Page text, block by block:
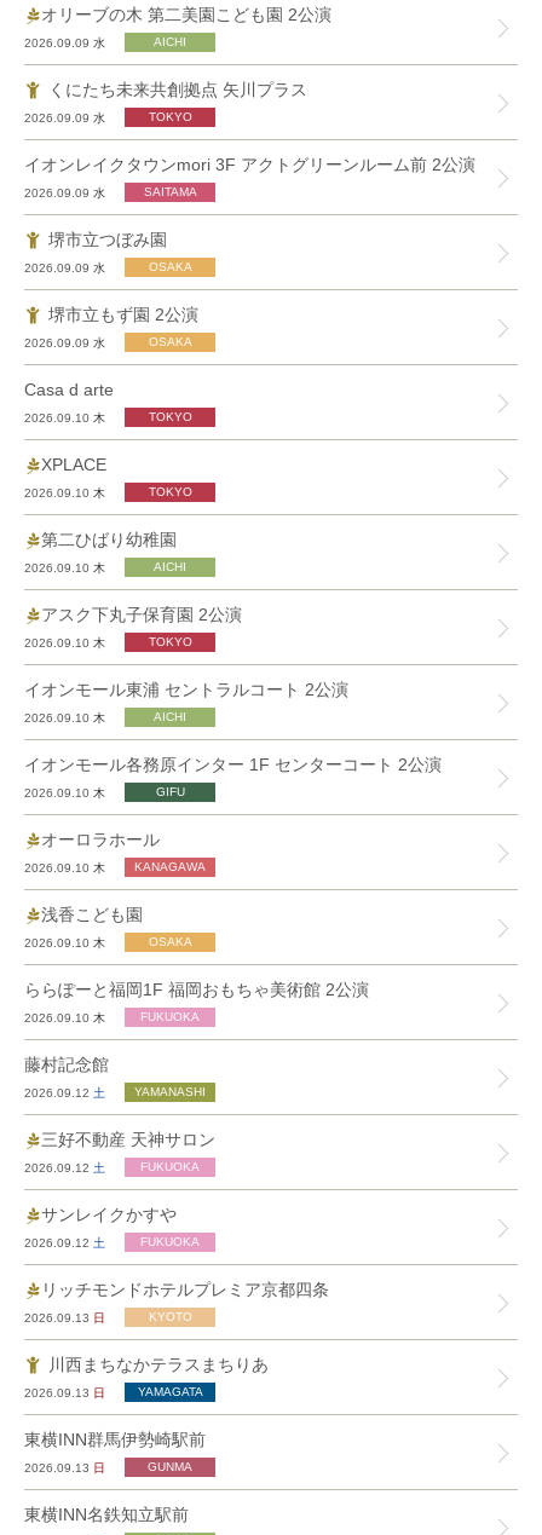
オリーブの木 第二美園こども園 2公演
2026.09.09 水
くにたち未来共創拠点 矢川プラス
2026.09.09 水
イオンレイクタウンmori 3F アクトグリーンルーム前 2公演
2026.09.09 水
堺市立つぼみ園
2026.09.09 水
堺市立もず園 2公演
2026.09.09 水
Casa d arte
2026.09.10 木
XPLACE
2026.09.10 木
第二ひばり幼稚園
2026.09.10 木
アスク下丸子保育園 2公演
2026.09.10 木
イオンモール東浦 セントラルコート 2公演
2026.09.10 木
イオンモール各務原インター 1F センターコート 2公演
2026.09.10 木
オーロラホール
2026.09.10 木
浅香こども園
2026.09.10 木
ららぽーと福岡1F 福岡おもちゃ美術館 2公演
2026.09.10 木
藤村記念館
2026.09.12 土
三好不動産 天神サロン
2026.09.12 土
サンレイクかすや
2026.09.12 土
リッチモンドホテルプレミア京都四条
2026.09.13 日
川西まちなかテラスまちりあ
2026.09.13 日
東横INN群馬伊勢崎駅前
2026.09.13 日
東横INN名鉄知立駅前